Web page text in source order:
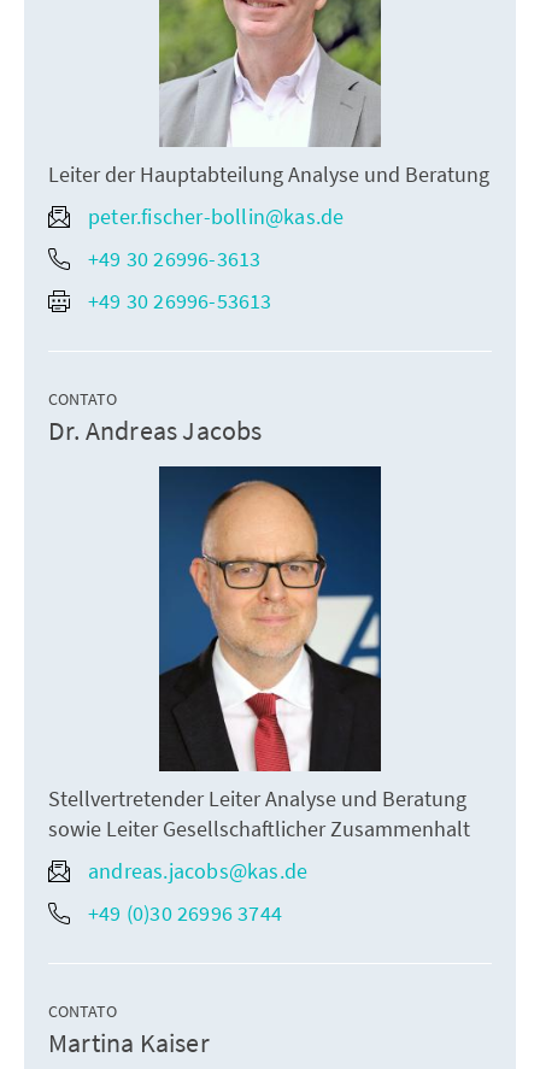
Leiter der Hauptabteilung Analyse und Beratung
peter.fischer-bollin@kas.de
+49 30 26996-3613
+49 30 26996-53613
CONTATO
Dr. Andreas Jacobs
Stellvertretender Leiter Analyse und Beratung
sowie Leiter Gesellschaftlicher Zusammenhalt
andreas.jacobs@kas.de
+49 (0)30 26996 3744
CONTATO
Martina Kaiser